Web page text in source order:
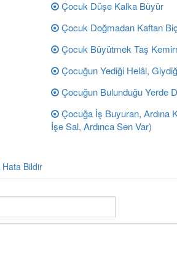
Çocuk Düşe Kalka Büyür
Çocuk Doğmadan Kaftan
Çocuk Büyütmek Taş
Çocuğun Yediği Helâl,
Çocuğun Bulunduğu Yerde
Çocuğa İş Buyuran, Ardına
İşe Sal, Ardınca Sen Var)
Hata Bildir